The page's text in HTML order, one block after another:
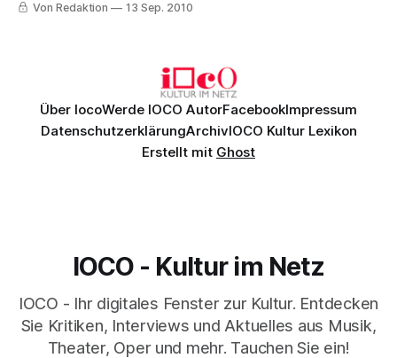
Von Redaktion 13 Sep. 2010
Über IocoWerde IOCO AutorFacebookImpressum
DatenschutzerklärungArchivIOCO Kultur Lexikon
Erstellt mit Ghost
IOCO - Kultur im Netz
IOCO - Ihr digitales Fenster zur Kultur. Entdecken
Sie Kritiken, Interviews und Aktuelles aus Musik,
Theater, Oper und mehr. Tauchen Sie ein!